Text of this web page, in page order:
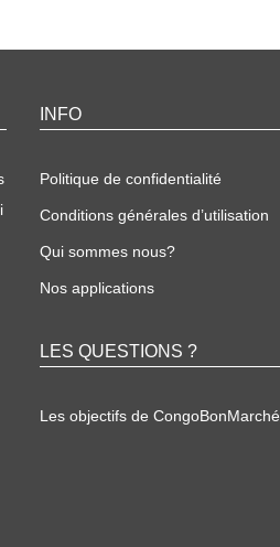
INFO
Politique de confidentialité
Conditions générales d’utilisation
Qui sommes nous?
Nos applications
LES QUESTIONS ?
Les objectifs de CongoBonMarché.